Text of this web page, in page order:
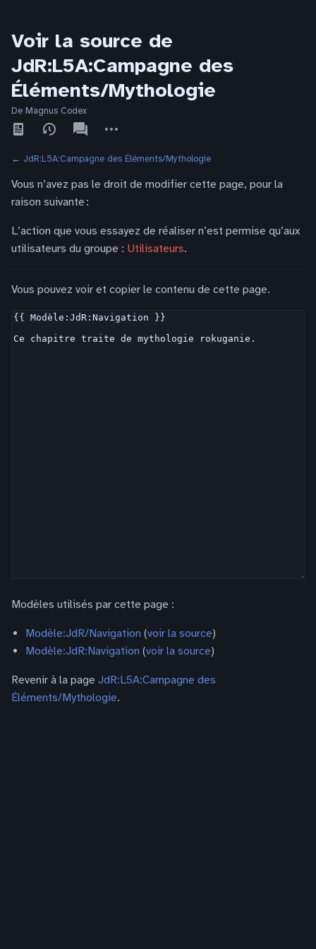
Voir la source de
JdR:L5A:Campagne des
Éléments/Mythologie
De Magnus Codex
Affichages
associated-
pages
actions
← JdR:L5A:Campagne des Éléments/Mythologie
Vous n’avez pas le droit de modifier cette page, pour la
raison suivante :
L’action que vous essayez de réaliser n’est permise qu’aux
utilisateurs du groupe : Utilisateurs.
Vous pouvez voir et copier le contenu de cette page.
Modèles utilisés par cette page :
Modèle:JdR/Navigation (voir la source)
Modèle:JdR:Navigation (voir la source)
Revenir à la page JdR:L5A:Campagne des
Éléments/Mythologie.